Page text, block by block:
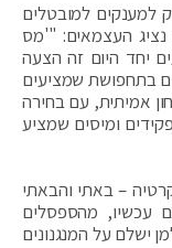
למענקים למובטלים
נציג העצמאים: "'מס
יחד היום זה הצעה
בתחפושת שמציעים
אמיתית, עם בחירה
ומיסים שמציע
– באתי והבאתי
עכשיו, מהספסלים
ישלם על המנגנונים